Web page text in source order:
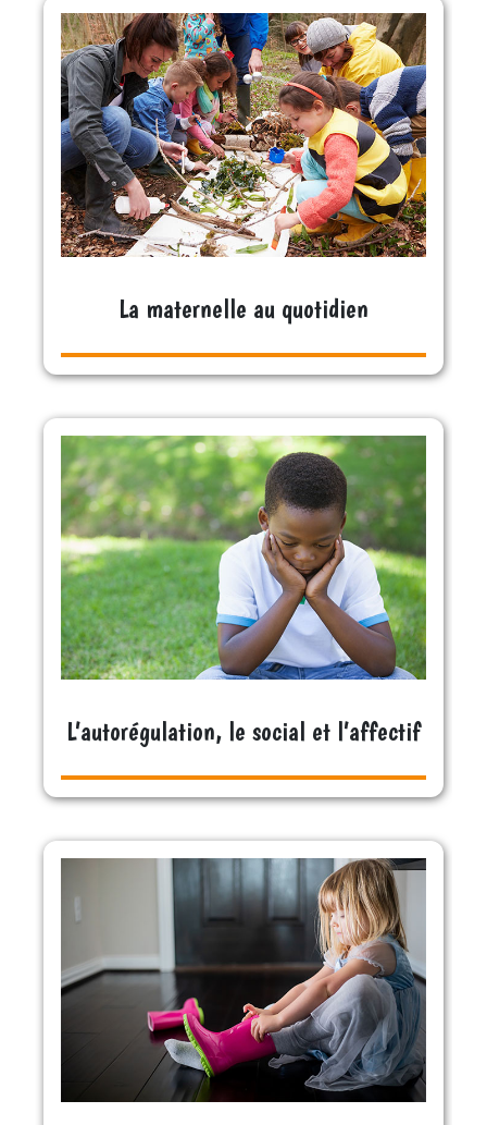
La maternelle au quotidien
L’autorégulation, le social et l’affectif